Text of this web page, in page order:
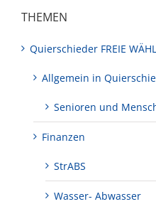
THEMEN
Quierschieder FREIE
Allgemein in
Senioren und
Finanzen
StrABS
Wasser- Abwasser